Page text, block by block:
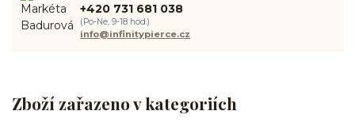
Zboží zařazeno v kategoriích
+420 731 681 038
(Po-Ne, 9-18 hod.)
info@infinitypierce.cz